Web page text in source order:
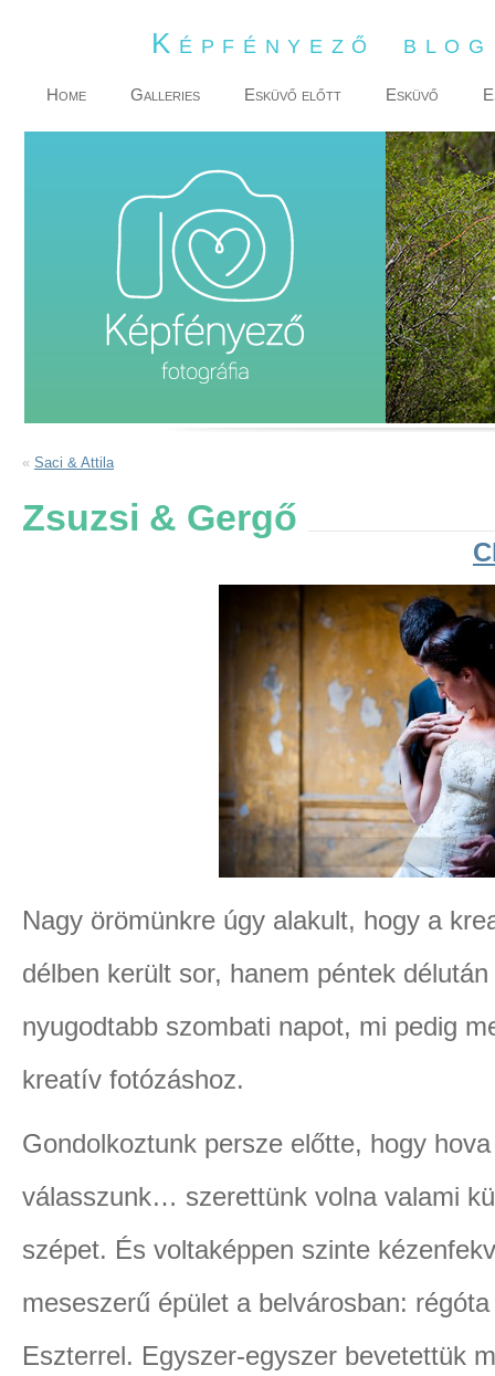
Képfényező
Home Galleries Esküvő előtt Esküvő
« Saci & Attila
Zsuzsi & Gergő
Nagy örömünkre úgy alakult, hogy a
délben került sor, hanem péntek
nyugodtabb szombati napot, mi pedig
kreatív fotózáshoz.
Gondolkoztunk persze előtte, hogy
válasszunk… szerettünk volna valami
szépet. És voltaképpen szinte
meseszerű épület a belvárosban:
Eszterrel. Egyszer-egyszer bevetettük